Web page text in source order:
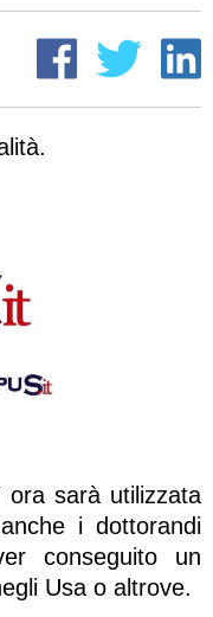
ora sarà utilizzata
i dottorandi
conseguito un
Usa o altrove.